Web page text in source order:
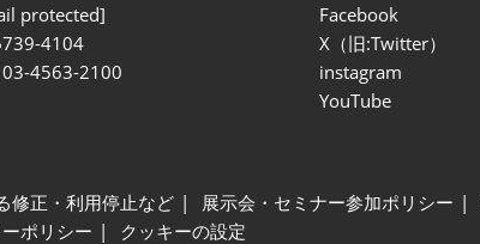
protected]
4104
03-4563-2100
Facebook
X（旧:Twitter）
instagram
YouTube
修正・利用停止など 展示会・セミナー参加ポリシー
ポリシー クッキーの設定